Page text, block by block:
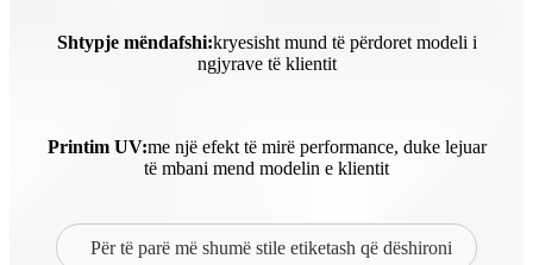
Shtypje mëndafshi:kryesisht mund të përdoret modeli i
ngjyrave të klientit
Printim UV:me një efekt të mirë performance, duke lejuar
të mbani mend modelin e klientit
Për të parë më shumë stile etiketash që dëshironi